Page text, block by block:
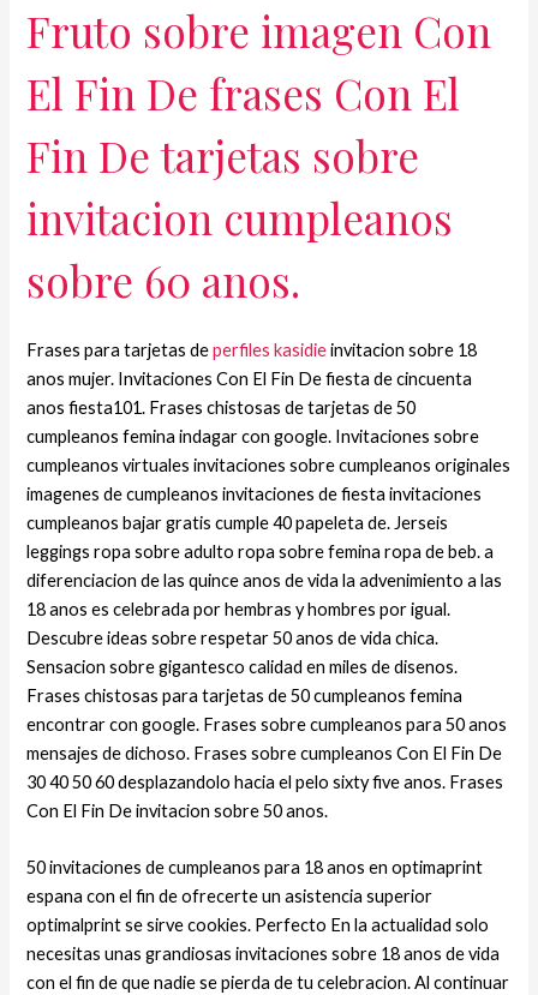
Fruto sobre imagen Con
El Fin De frases Con El
Fin De tarjetas sobre
invitacion cumpleanos
sobre 60 anos.
Frases para tarjetas deperfiles kasidieinvitacion sobre 18
anos mujer. Invitaciones Con El Fin De fiesta de cincuenta
anos fiesta101. Frases chistosas de tarjetas de 50
cumpleanos femina indagar con google. Invitaciones sobre
cumpleanos virtuales invitaciones sobre cumpleanos originales
imagenes de cumpleanos invitaciones de fiesta invitaciones
cumpleanos bajar gratis cumple 40 papeleta de. Jerseis
leggings ropa sobre adulto ropa sobre femina ropa de beb. a
diferenciacion de las quince anos de vida la advenimiento a las
18 anos es celebrada por hembras y hombres por igual.
Descubre ideas sobre respetar 50 anos de vida chica.
Sensacion sobre gigantesco calidad en miles de disenos.
Frases chistosas para tarjetas de 50 cumpleanos femina
encontrar con google. Frases sobre cumpleanos para 50 anos
mensajes de dichoso. Frases sobre cumpleanos Con El Fin De
30 40 50 60 desplazandolo hacia el pelo sixty five anos. Frases
Con El Fin De invitacion sobre 50 anos.
50 invitaciones de cumpleanos para 18 anos en optimaprint
espana con el fin de ofrecerte un asistencia superior
optimalprint se sirve cookies. Perfecto En la actualidad solo
necesitas unas grandiosas invitaciones sobre 18 anos de vida
con el fin de que nadie se pierda de tu celebracion. Al continuar